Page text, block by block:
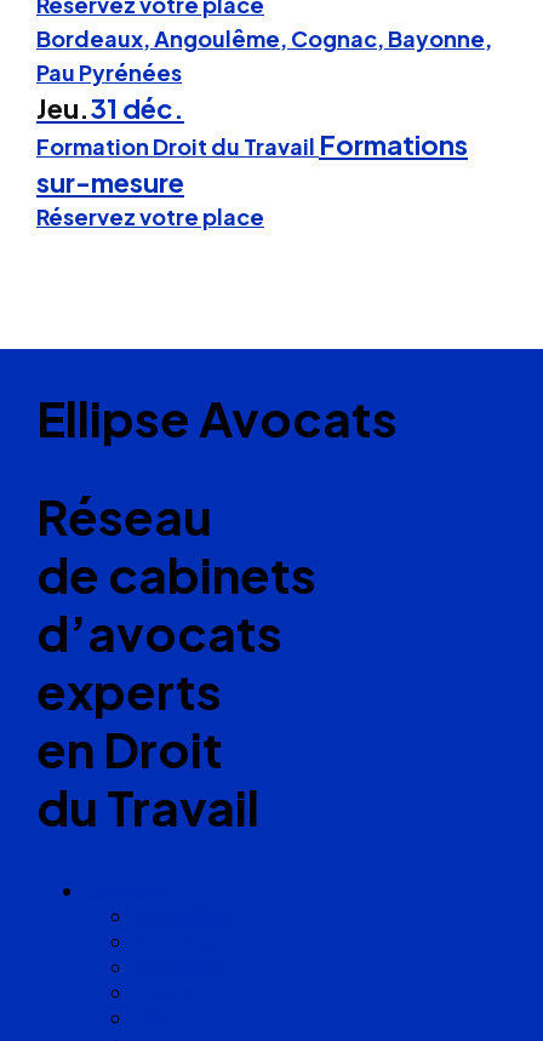
Bordeaux, Angoulême, Cognac, Bayonne,
Pau Pyrénées
Jeu.31 déc.
Formation Droit du Travail Formations
sur-mesure
Réservez votre place
Ellipse Avocats
Réseau
de cabinets
d’avocats
experts
en Droit
du Travail